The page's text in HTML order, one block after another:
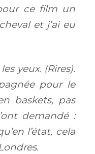
ce film un
et j’ai eu
yeux. (Rires).
pour le
baskets, pas
demandé :
l’état, cela